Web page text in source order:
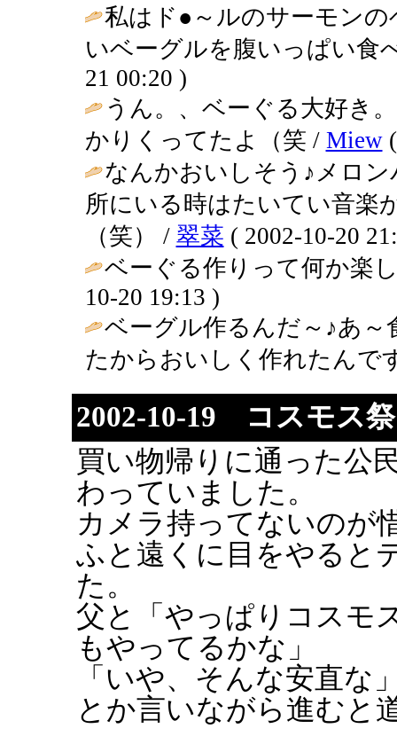
私はド●～ルのサーモン
いベーグルを腹いっぱい食
21 00:20 )
うん。、ベーぐる大好き
かりくってたよ（笑 / Miew(
なんかおいしそう♪メロ
所にいる時はたいてい音楽
（笑） / 翠菜 ( 2002-10-20
ベーぐる作りって何か
10-20 19:13 )
ベーグル作るんだ～♪あ
たからおいしく作れたんで
2002-10-19 コスモス
買い物帰りに通った公
わっていました。
カメラ持ってないのが
ふと遠くに目をやると
た。
父と「やっぱりコスモ
もやってるかな」
「いや、そんな安直な
とか言いながら進むと